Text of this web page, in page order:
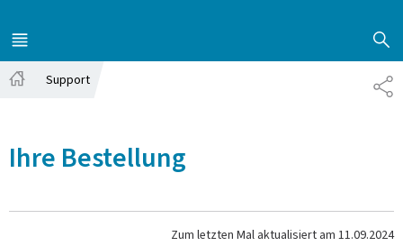
MENÜ
HAUPT-
Support
Ihre Bestellung
Zum letzten Mal aktualisiert am 11.09.2024